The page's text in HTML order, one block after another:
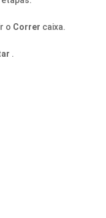
o Correr caixa.
.